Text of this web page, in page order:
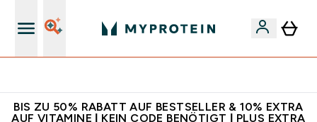
BIS ZU 50% RABATT AUF BESTSELLER & 10% EXTRA
AUF VITAMINE | KEIN CODE BENÖTIGT | PLUS EXTRA